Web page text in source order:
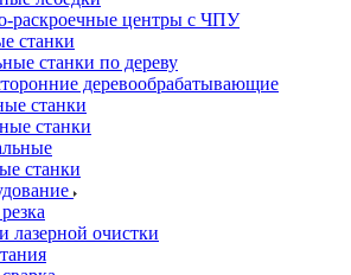
раскроечные центры с ЧПУ
станки
станки по дереву
деревообрабатывающие
станки
станки
станки
лазерной очистки